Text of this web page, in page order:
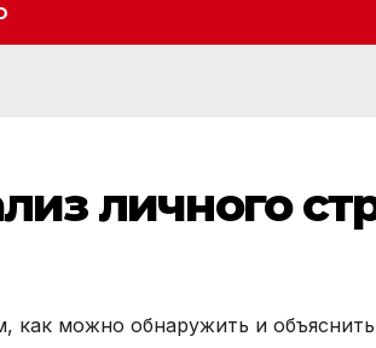
личного
как можно обнаружить и